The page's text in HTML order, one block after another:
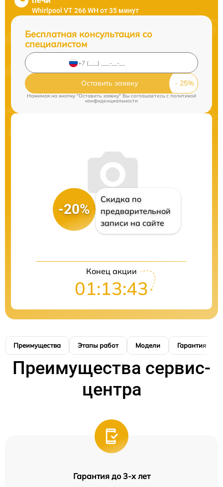
Whirlpool VT 266 WH от 35 минут
Бесплатная консультация со
специалистом
Оставить заявку
Нажимая на кнопку "Оставить заявку" Вы соглашаетесь c политикой
конфиденциальности
-20%
Скидка по
предварительной
записи на сайте
Конец акции
01:13:42
Преимущества Этапы работ Модели Гарантия
Преимущества сервис-
центра
Гарантия до 3-х лет